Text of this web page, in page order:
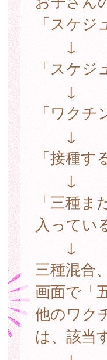
「スケジ
↓
「スケジ
↓
「ワク
↓
「接種す
↓
「三種
入ってい
↓
三種混合
画面で「
他のワク
は、該当